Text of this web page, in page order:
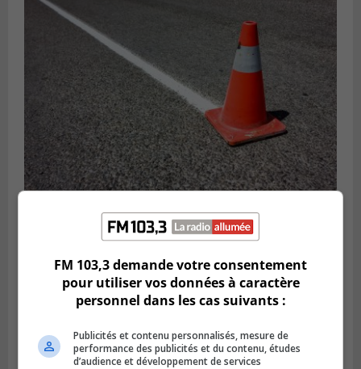
Des travaux de marquage de nuit
entraînent des entraves sur la Rive-Sud
FM 103,3 demande votre consentement
pour utiliser vos données à caractère
personnel dans les cas suivants :
Publicités et contenu personnalisés, mesure de
performance des publicités et du contenu, études
d’audience et développement de services